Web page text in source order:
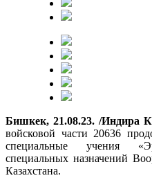
Бишкек, 21.08.23. /Индира
войсковой части 20636
специальные учения
специальных назначений
Казахстана.